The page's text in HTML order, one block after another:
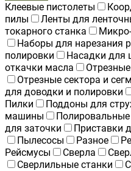
Клеевые пистолеты
пилы
Ленты для
токарного станка
Наборы для нарезания
полировки
Насадки для
откачки масла
Отрезные сектора и
для доводки и полировки
Пилки
Поддоны для
машины
Полировальные
для заточки
Приставки
Пылесосы
Разное
Рейсмусы
Сверла
Сверлильные станки